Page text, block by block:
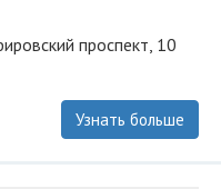
проспект, 10
Узнать больше